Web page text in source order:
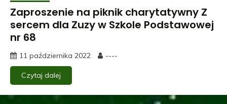
Zaproszenie na piknik charytatywny Z
sercem dla Zuzy w Szkole Podstawowej
nr 68
11 października 2022 ----
Czytaj dalej